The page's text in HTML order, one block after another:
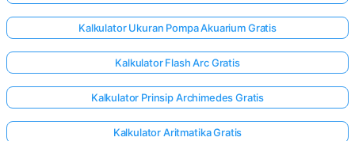
Kalkulator Ukuran Pompa Akuarium Gratis
Kalkulator Flash Arc Gratis
Kalkulator Prinsip Archimedes Gratis
Kalkulator Aritmatika Gratis